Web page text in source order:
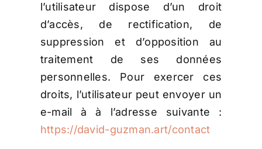
l’utilisateur dispose d’un droit
d’accès, de rectification, de
suppression et d’opposition au
traitement de ses données
personnelles. Pour exercer ces
droits, l’utilisateur peut envoyer un
e-mail à à l’adresse suivante :
https://david-guzman.art/contact